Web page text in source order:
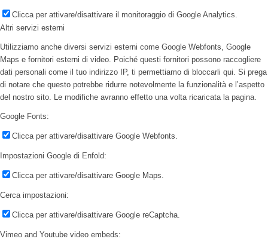
Clicca per attivare/disattivare il monitoraggio di Google Analytics.
Altri servizi esterni
Utilizziamo anche diversi servizi esterni come Google Webfonts, Google
Maps e fornitori esterni di video. Poiché questi fornitori possono raccogliere
dati personali come il tuo indirizzo IP, ti permettiamo di bloccarli qui. Si prega
di notare che questo potrebbe ridurre notevolmente la funzionalità e l’aspetto
del nostro sito. Le modifiche avranno effetto una volta ricaricata la pagina.
Google Fonts:
Clicca per attivare/disattivare Google Webfonts.
Impostazioni Google di Enfold:
Clicca per attivare/disattivare Google Maps.
Cerca impostazioni:
Clicca per attivare/disattivare Google reCaptcha.
Vimeo and Youtube video embeds: